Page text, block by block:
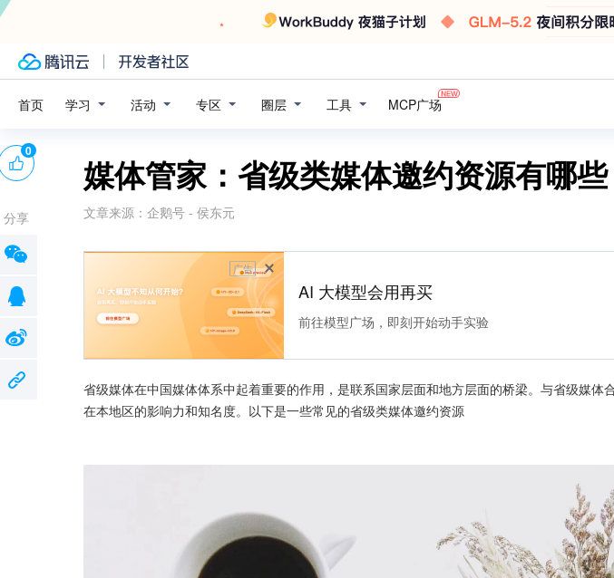
首页 学习 活动 专区 圈层 工具 MCP广场
媒体管家：省级类媒体邀约资源有哪些
文章来源： 企鹅号 - 侯东元
广告
AI 大模型会用再买
前往模型广场，即刻开始动手实验
省级媒体在中国媒体体系中起着重要的作用，是联系国家层面和地方层面的桥梁。与省级媒体
在本地区的影响力和知名度。以下是一些常见的省级类媒体邀约资源
0
分享